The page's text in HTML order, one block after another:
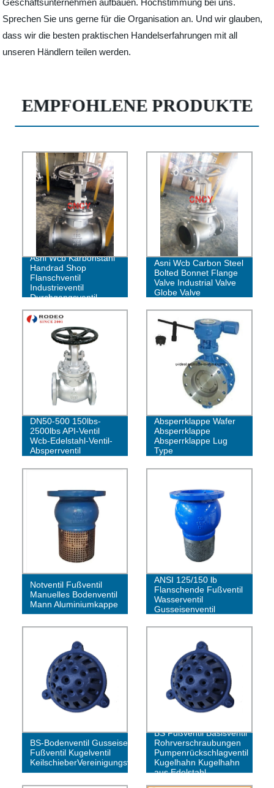
Geschäftsunternehmen aufbauen. Hochstimmung bei uns.
Sprechen Sie uns gerne für die Organisation an. Und wir glauben,
dass wir die besten praktischen Handelserfahrungen mit all
unseren Händlern teilen werden.
EMPFOHLENE PRODUKTE
Asni Wcb Karbonstahl
Handrad Shop
Flanschventil
Industrieventil
Durchgangsventil
Asni Wcb Carbon Steel
Bolted Bonnet Flange
Valve Industrial Valve
Globe Valve
DN50-500 150lbs-
2500lbs API-Ventil
Wcb-Edelstahl-Ventil-
Absperrventil
Absperrklappe Wafer
Absperrklappe
Absperrklappe Lug
Type
Notventil Fußventil
Manuelles Bodenventil
Mann Aluminiumkappe
ANSI 125/150 lb
Flanschende Fußventil
Wasserventil
Gusseisenventil
BS-Bodenventil Gusseisen-
Fußventil Kugelventil
KeilschieberVereinigungsventil
BS Fußventil Basisventil
Rohrverschraubungen
Pumpenrückschlagventil
Kugelhahn Kugelhahn
aus Edelstahl